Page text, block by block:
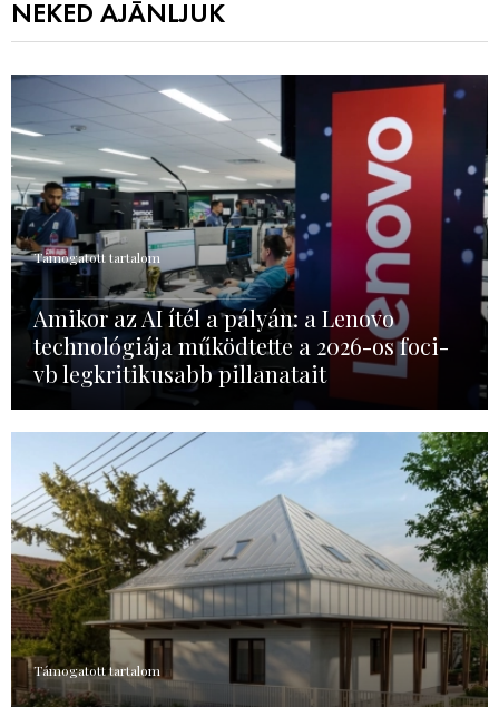
NEKED AJÁNLJUK
Támogatott tartalom
Amikor az AI ítél a pályán: a Lenovo
technológiája működtette a 2026-os foci-
vb legkritikusabb pillanatait
Támogatott tartalom